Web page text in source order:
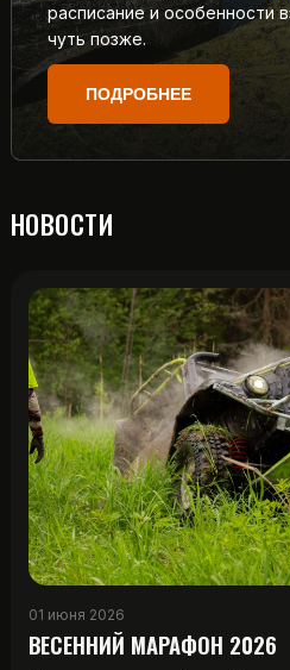
расписание и особенности
чуть позже.
ПОДРОБНЕЕ
НОВОСТИ
01 июня 2026
ВЕСЕННИЙ МАРАФОН 2026